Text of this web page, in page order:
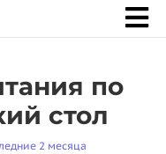
по
стол
2 месяца